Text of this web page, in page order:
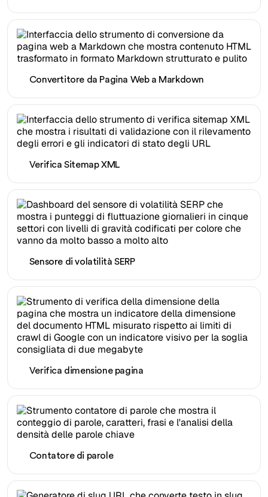
Convertitore da Pagina Web a Markdown
Verifica Sitemap XML
Sensore di volatilità SERP
Verifica dimensione pagina
Contatore di parole